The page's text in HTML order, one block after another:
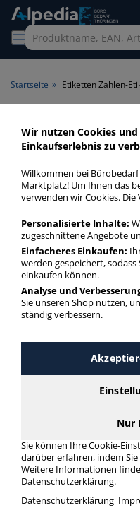
Startseite » Etiketten Zahlen-
Etiketten
Produktart
Etiketten Zahlen-Etiketten
Preis. Finden Sie schnell
Etiketten Zahlen-
mehr Infos zur Kategorie
Wir nutzen Cookies
Einkaufserlebnis zu
Willkommen bei
Marktplatz! Um Ihnen das
verwenden wir Cookies. Die
Personalisierte Inhalte:
zugeschnittene Angebote
Einfacheres Einkaufen:
werden gespeichert,
einkaufen können.
Analyse und
Sie unseren Shop nutzen,
ständig verbessern.
Nur
Sie können Ihre Cookie-
darüber erfahren, indem Sie
Weitere Informationen
Datenschutzerklärung.
Datenschutzerklärung